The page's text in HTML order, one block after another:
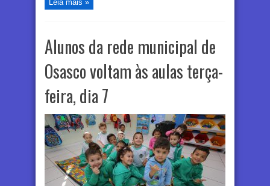
Leia mais »
Alunos da rede municipal de
Osasco voltam às aulas terça-
feira, dia 7